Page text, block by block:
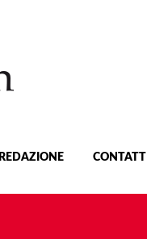
REDAZIONE CONTATTI